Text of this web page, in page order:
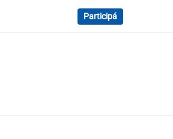
Participá